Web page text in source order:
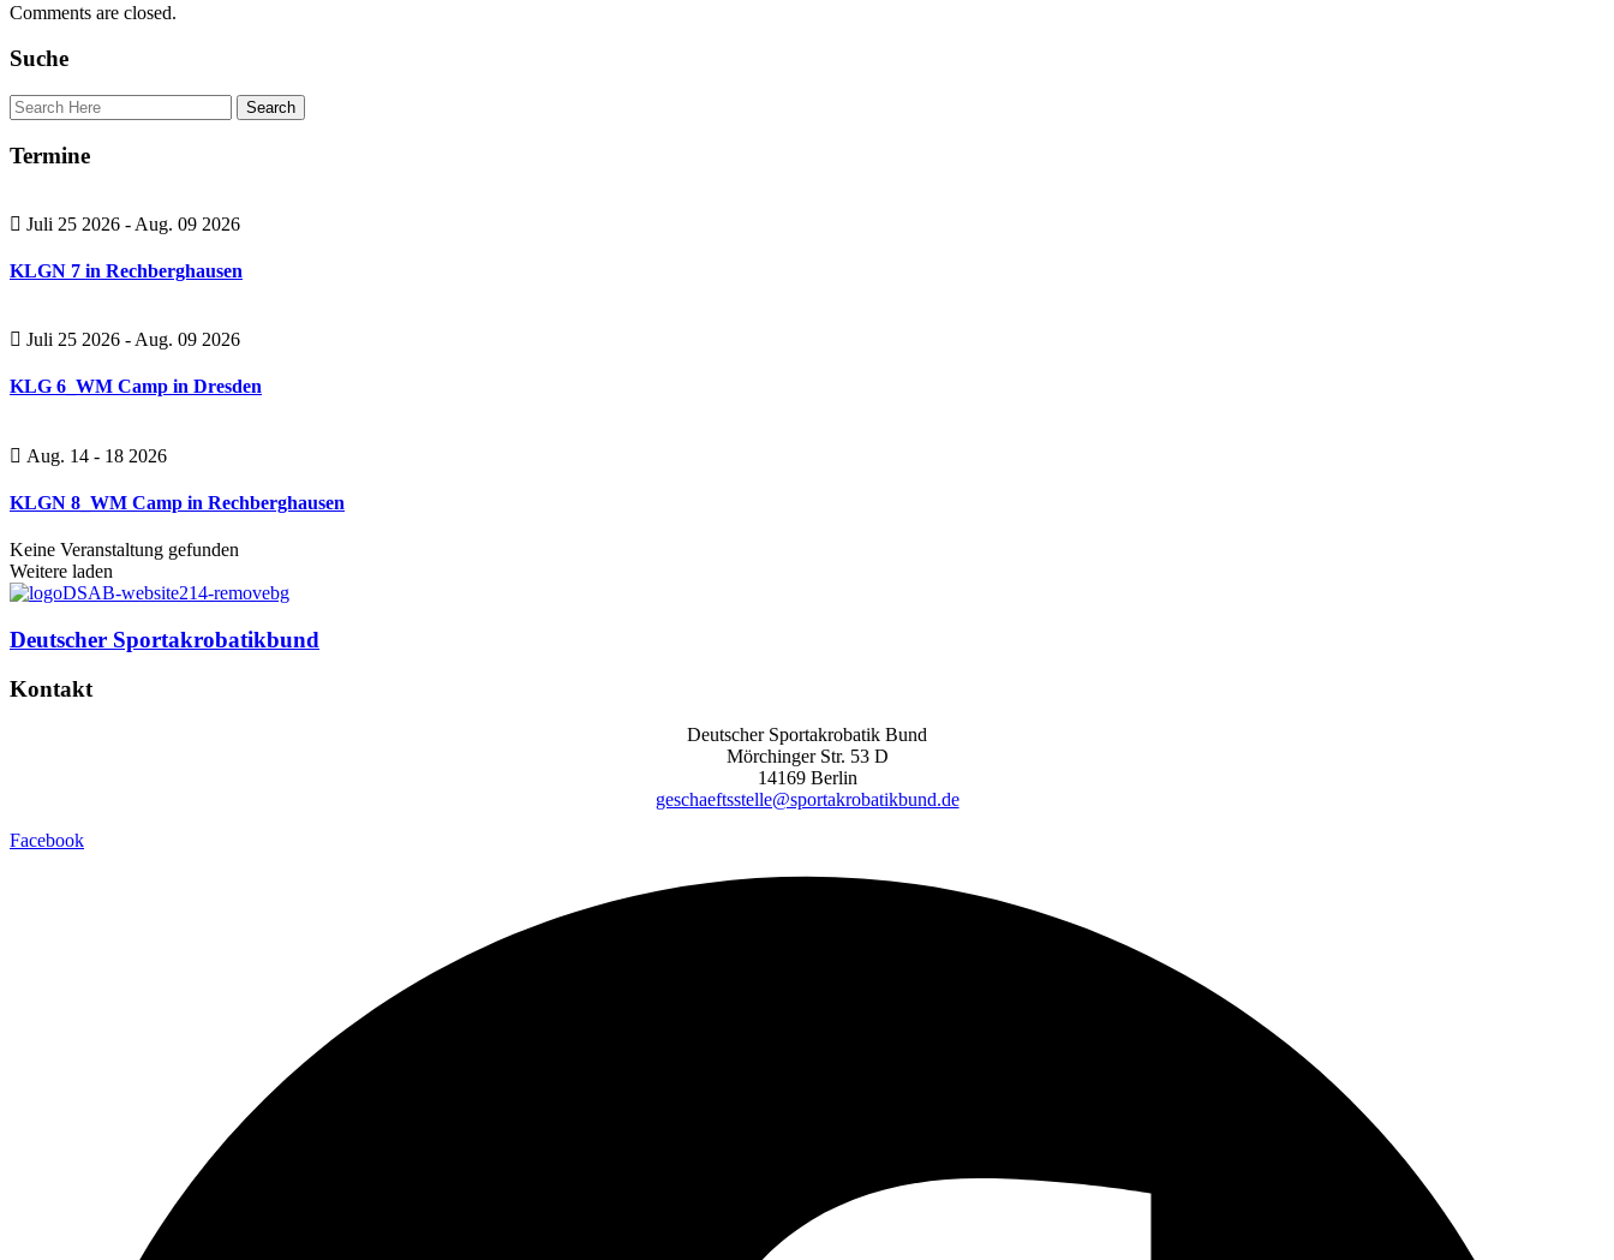
Comments are closed.
Suche
Termine
Juli 25 2026 - Aug. 09 2026
KLGN 7 in Rechberghausen
Juli 25 2026 - Aug. 09 2026
KLG 6_WM Camp in Dresden
Aug. 14 - 18 2026
KLGN 8_WM Camp in Rechberghausen
Keine Veranstaltung gefunden
Weitere laden
Deutscher Sportakrobatikbund
Kontakt
Deutscher Sportakrobatik Bund
Mörchinger Str. 53 D
14169 Berlin
geschaeftsstelle@sportakrobatikbund.de
Facebook